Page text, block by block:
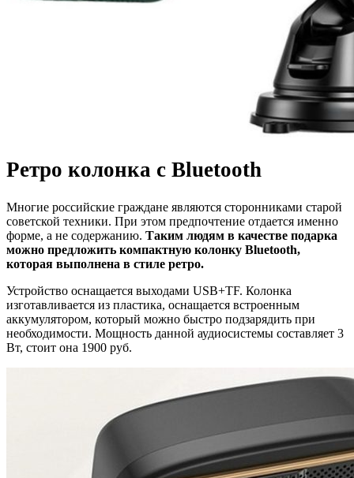
Ретро колонка с Bluetooth
Многие российские граждане являются сторонниками старой
советской техники. При этом предпочтение отдается именно
форме, а не содержанию. Таким людям в качестве подарка
можно предложить компактную колонку Bluetooth,
которая выполнена в стиле ретро.
Устройство оснащается выходами USB+TF. Колонка
изготавливается из пластика, оснащается встроенным
аккумулятором, который можно быстро подзарядить при
необходимости. Мощность данной аудиосистемы составляет 3
Вт, стоит она 1900 руб.